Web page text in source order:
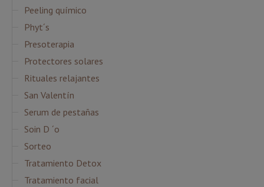
Peeling químico
Phyt´s
Presoterapia
Protectores solares
Rituales relajantes
San Valentín
Serum de pestañas
Soin D ´o
Sorteo
Tratamiento Detox
Tratamiento facial